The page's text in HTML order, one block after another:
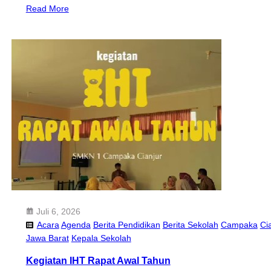
Read More
Juli 6, 2026
Acara Agenda Berita Pendidikan Berita Sekolah Campaka
Jawa Barat Kepala Sekolah
Kegiatan IHT Rapat Awal Tahun